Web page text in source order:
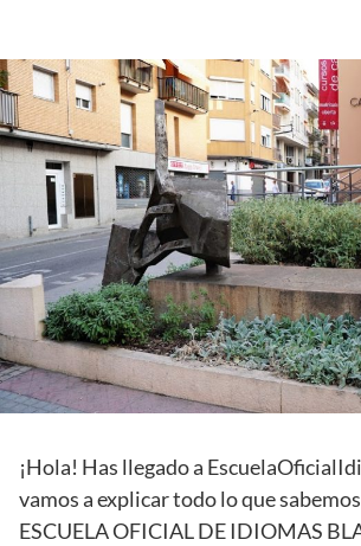
¡Hola! Has llegado a
vamos a explicar todo lo que
ESCUELA OFICIAL DE IDIOMAS